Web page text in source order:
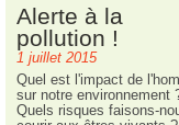
Alerte à la
pollution !
1 juillet 2015
Quel est l'impact de
sur notre environnement
Quels risques faisons-